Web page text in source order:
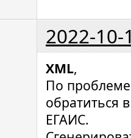
2022-10-
XML,
По
обратиться
ЕГАИС.